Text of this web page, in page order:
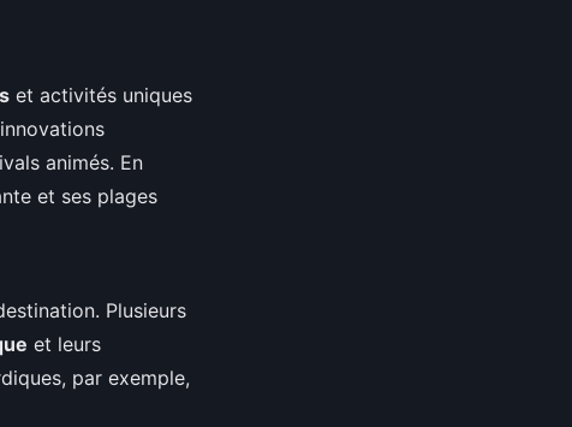
et activités uniques
animés. En
et ses plages
Plusieurs
et leurs
par exemple,